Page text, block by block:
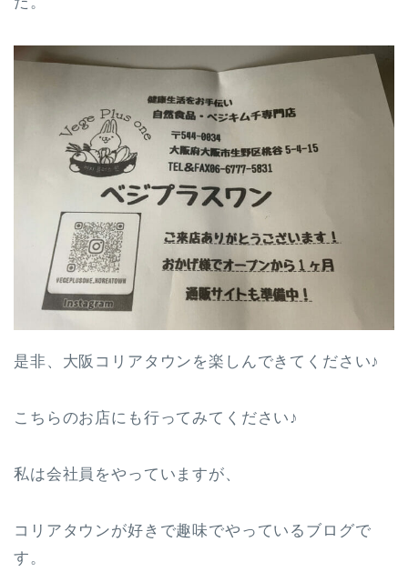
是非、大阪コリアタウンを楽しんできてください♪
こちらのお店にも行ってみてください♪
私は会社員をやっていますが、
コリアタウンが好きで趣味でやっているブログで
す。